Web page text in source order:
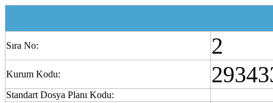
Sıra No: 2
Kurum Kodu:
Standart Dosya Planı Kodu: